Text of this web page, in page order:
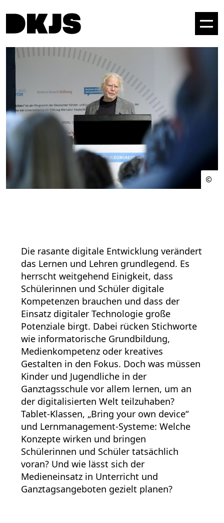
Die rasante digitale Entwicklung verändert
das Lernen und Lehren grundlegend. Es
herrscht weitgehend Einigkeit, dass
Schülerinnen und Schüler digitale
Kompetenzen brauchen und dass der
Einsatz digitaler Technologie große
Potenziale birgt. Dabei rücken Stichworte
wie informatorische Grundbildung,
Medienkompetenz oder kreatives
Gestalten in den Fokus. Doch was müssen
Kinder und Jugendliche in der
Ganztagsschule vor allem lernen, um an
der digitalisierten Welt teilzuhaben?
Tablet-Klassen, „Bring your own device“
und Lernmanagement-Systeme: Welche
Konzepte wirken und bringen
Schülerinnen und Schüler tatsächlich
voran? Und wie lässt sich der
Medieneinsatz in Unterricht und
Ganztagsangeboten gezielt planen?